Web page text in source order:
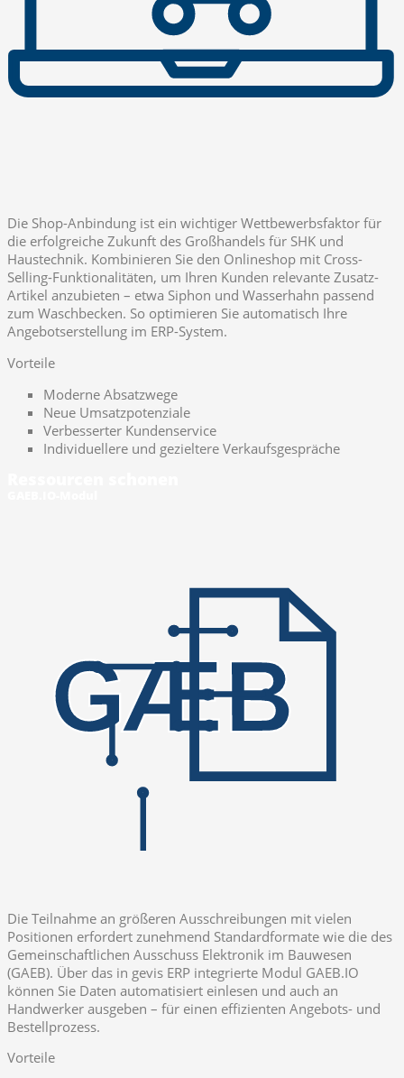
Die Shop-Anbindung ist ein wichtiger Wettbewerbsfaktor für
die erfolgreiche Zukunft des Großhandels für SHK und
Haustechnik. Kombinieren Sie den Onlineshop mit Cross-
Selling-Funktionalitäten, um Ihren Kunden relevante Zusatz-
Artikel anzubieten – etwa Siphon und Wasserhahn passend
zum Waschbecken. So optimieren Sie automatisch Ihre
Angebotserstellung im ERP-System.
Vorteile
Moderne Absatzwege
Neue Umsatzpotenziale
Verbesserter Kundenservice
Individuellere und gezieltere Verkaufsgespräche
Die Teilnahme an größeren Ausschreibungen mit vielen
Positionen erfordert zunehmend Standardformate wie die des
Gemeinschaftlichen Ausschuss Elektronik im Bauwesen
(GAEB). Über das in gevis ERP integrierte Modul GAEB.IO
können Sie Daten automatisiert einlesen und auch an
Handwerker ausgeben – für einen effizienten Angebots- und
Bestellprozess.
Vorteile